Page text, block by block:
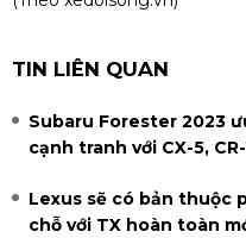
TIN LIÊN QUAN
Subaru Forester 2023
cạnh tranh với CX-5,
Lexus sẽ có bản thuộc
chỗ với TX hoàn toàn